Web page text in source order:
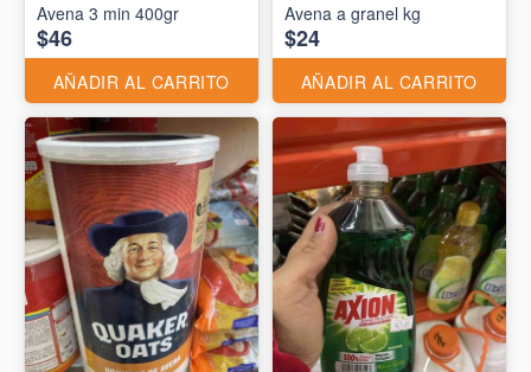
Avena 3 min 400gr
$46
AÑADIR AL CARRITO
Avena a granel kg
$24
AÑADIR AL CARRITO